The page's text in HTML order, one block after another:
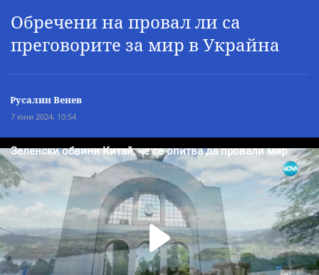
Обречени на провал ли са
преговорите за мир в Украйна
Русалин Венев
7 юни 2024, 10:54